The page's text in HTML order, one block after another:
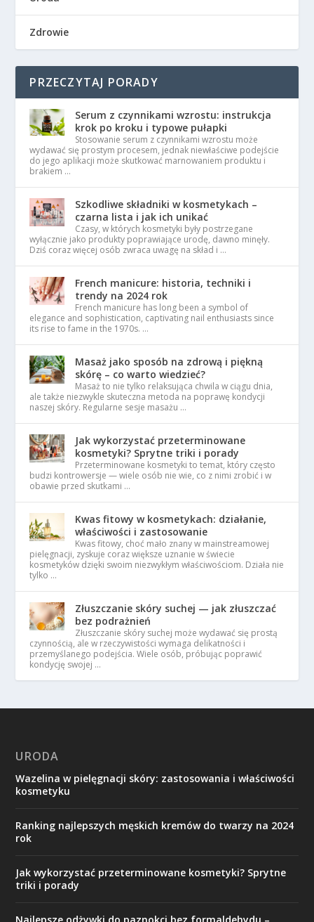
Zdrowie
PRZECZYTAJ PORADY
Serum z czynnikami wzrostu: instrukcja
krok po kroku i typowe pułapki
Stosowanie serum z czynnikami wzrostu może
wydawać się prostym procesem, jednak niewłaściwe podejście
do jego aplikacji może skutkować marnowaniem produktu i
brakiem …
Szkodliwe składniki w kosmetykach –
czarna lista i jak ich unikać
Czasy, w których kosmetyki były postrzegane
wyłącznie jako produkty poprawiające urodę, dawno minęły.
Dziś coraz więcej osób zwraca uwagę na skład i …
French manicure: historia, techniki i
trendy na 2024 rok
French manicure has long been a symbol of
elegance and sophistication, captivating nail enthusiasts since
its rise to fame in the 1970s. …
Masaż jako sposób na zdrową i piękną
skórę – co warto wiedzieć?
Masaż to nie tylko relaksująca chwila w ciągu dnia,
ale także niezwykle skuteczna metoda na poprawę kondycji
naszej skóry. Regularne sesje masażu …
Jak wykorzystać przeterminowane
kosmetyki? Sprytne triki i porady
Przeterminowane kosmetyki to temat, który często
budzi kontrowersje — wiele osób nie wie, co z nimi zrobić i w
obawie przed skutkami …
Kwas fitowy w kosmetykach: działanie,
właściwości i zastosowanie
Kwas fitowy, choć mało znany w mainstreamowej
pielęgnacji, zyskuje coraz większe uznanie w świecie
kosmetyków dzięki swoim niezwykłym właściwościom. Działa nie
tylko …
Złuszczanie skóry suchej — jak złuszczać
bez podrażnień
Złuszczanie skóry suchej może wydawać się prostą
czynnością, ale w rzeczywistości wymaga delikatności i
przemyślanego podejścia. Wiele osób, próbując poprawić
kondycję swojej …
URODA
Wazelina w pielęgnacji skóry: zastosowania i właściwości
kosmetyku
Ranking najlepszych męskich kremów do twarzy na 2024
rok
Jak wykorzystać przeterminowane kosmetyki? Sprytne
triki i porady